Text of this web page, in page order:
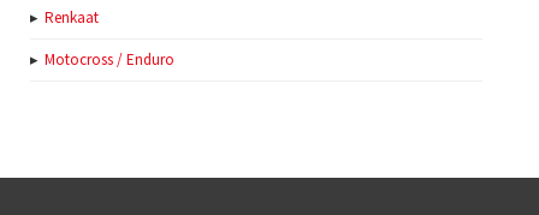
Renkaat
Motocross / Enduro